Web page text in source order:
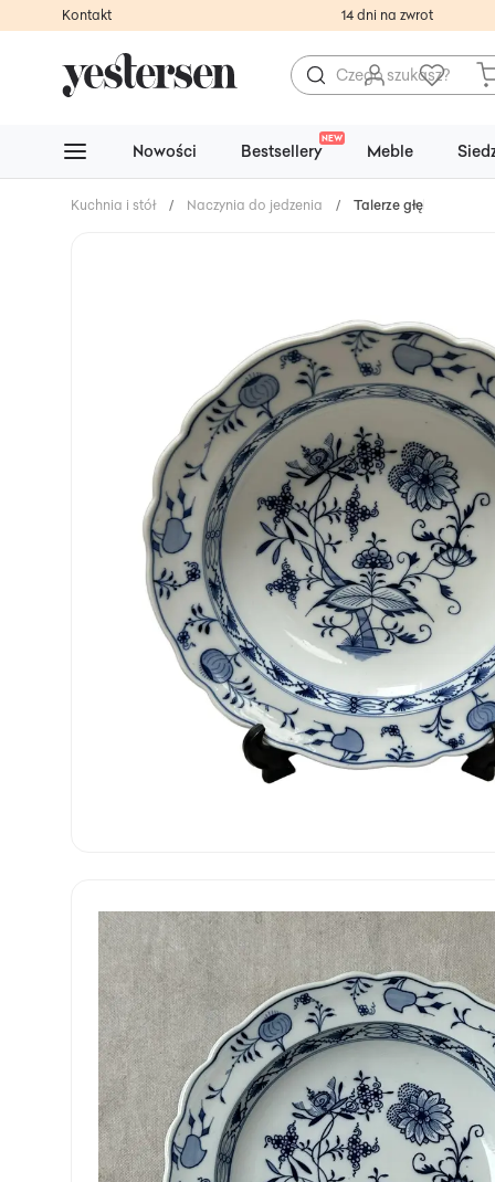
Kontakt 14 dni na zwrot
Nowości Bestsellery
NEW
Meble
Kuchnia i stół / Naczynia do jedzenia / Talerze głębokie